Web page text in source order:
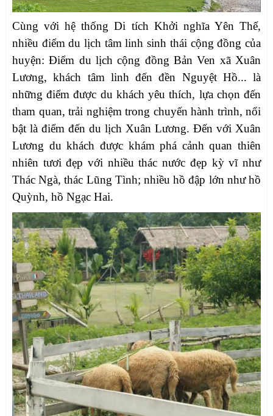
Cùng với hệ thống Di tích Khởi nghĩa Yên Thế,
nhiều điểm du lịch tâm linh sinh thái cộng đồng của
huyện: Điểm du lịch cộng đồng Bản Ven xã Xuân
Lương, khách tâm linh đến đền Nguyệt Hồ... là
những điểm được du khách yêu thích, lựa chọn đến
tham quan, trải nghiệm trong chuyến hành trình, nổi
bật là điểm đến du lịch Xuân Lương. Đến với Xuân
Lương du khách được khám phá cảnh quan thiên
nhiên tươi đẹp với nhiều thác nước đẹp kỳ vĩ như
Thác Ngà, thác Lũng Tình; nhiều hồ đập lớn như hồ
Quỳnh, hồ Ngạc Hai.